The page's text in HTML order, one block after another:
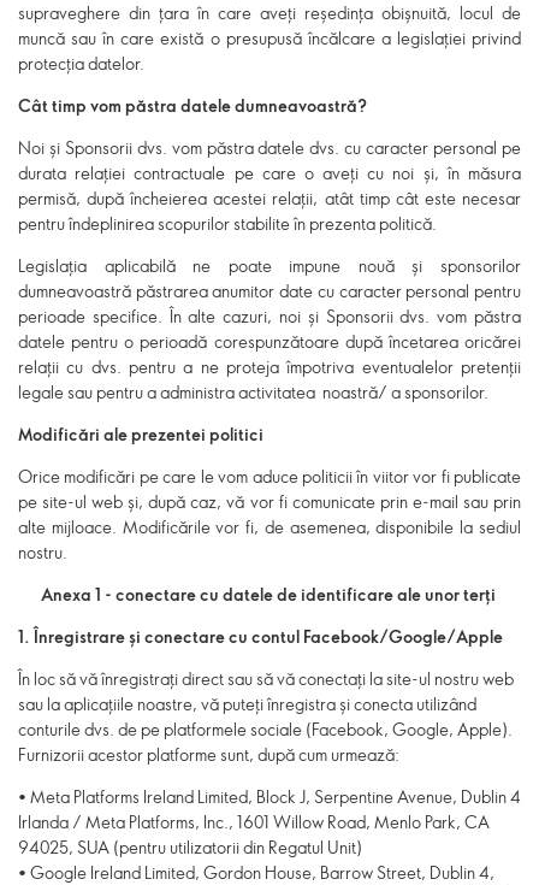
supraveghere din țara în care aveți reședința obișnuită, locul de
muncă sau în care există o presupusă încălcare a legislației privind
protecția datelor.
Cât timp vom păstra datele dumneavoastră?
Noi și Sponsorii dvs. vom păstra datele dvs. cu caracter personal pe
durata relației contractuale pe care o aveți cu noi și, în măsura
permisă, după încheierea acestei relații, atât timp cât este necesar
pentru îndeplinirea scopurilor stabilite în prezenta politică.
Legislația aplicabilă ne poate impune nouă și sponsorilor
dumneavoastră păstrarea anumitor date cu caracter personal pentru
perioade specifice. În alte cazuri, noi și Sponsorii dvs. vom păstra
datele pentru o perioadă corespunzătoare după încetarea oricărei
relații cu dvs. pentru a ne proteja împotriva eventualelor pretenții
legale sau pentru a administra activitatea noastră/ a sponsorilor.
Modificări ale prezentei politici
Orice modificări pe care le vom aduce politicii în viitor vor fi publicate
pe site-ul web și, după caz, vă vor fi comunicate prin e-mail sau prin
alte mijloace. Modificările vor fi, de asemenea, disponibile la sediul
nostru.
Anexa 1 - conectare cu datele de identificare ale unor terți
1. Înregistrare și conectare cu contul Facebook/Google/Apple
În loc să vă înregistrați direct sau să vă conectați la site-ul nostru web
sau la aplicațiile noastre, vă puteți înregistra și conecta utilizând
conturile dvs. de pe platformele sociale (Facebook, Google, Apple).
Furnizorii acestor platforme sunt, după cum urmează:
• Meta Platforms Ireland Limited, Block J, Serpentine Avenue, Dublin 4
Irlanda / Meta Platforms, Inc., 1601 Willow Road, Menlo Park, CA
94025, SUA (pentru utilizatorii din Regatul Unit)
• Google Ireland Limited, Gordon House, Barrow Street, Dublin 4,